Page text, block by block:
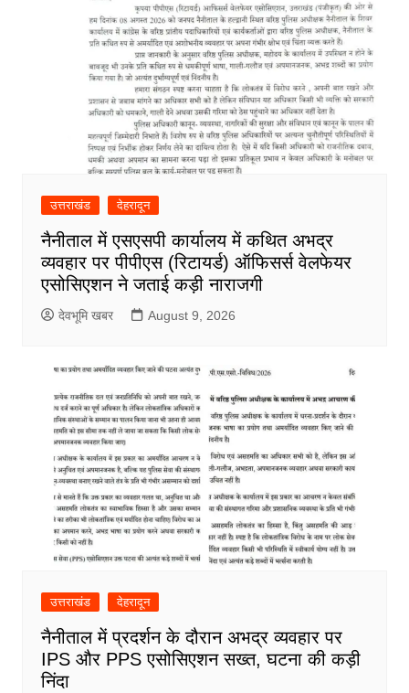
उत्तराखंड देहरादून
नैनीताल में एसएसपी कार्यालय में कथित अभद्र
व्यवहार पर पीपीएस (रिटायर्ड) ऑफिसर्स वेलफेयर
एसोसिएशन ने जताई कड़ी नाराजगी
देवभूमि खबर August 9, 2026
उत्तराखंड देहरादून
नैनीताल में प्रदर्शन के दौरान अभद्र व्यवहार पर
IPS और PPS एसोसिएशन सख्त, घटना की कड़ी
निंदा